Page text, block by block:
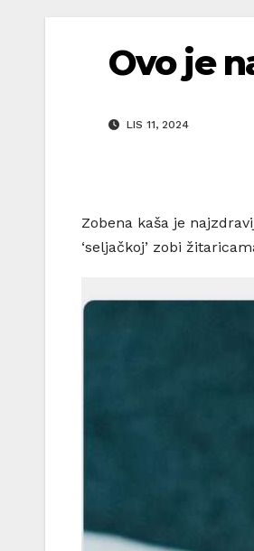
Ovo je
LIS 11, 2024
Zobena kaša je
‘seljačkoj’ zobi